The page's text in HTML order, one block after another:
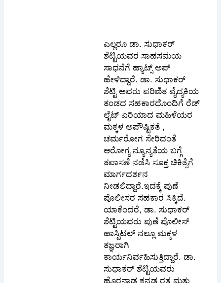
ಎಲ್ಲರೂ ಡಾ. ಸುಧಾಕರ್
ಶೆಟ್ಟಿಯವರ ಸಾಹಸಮಯ
ಸಾಧನೆಗೆ ಹ್ಯಾಟ್ಸ್ ಅಪ್
ಹೇಳಿದ್ದಾರೆ. ಡಾ. ಸುಧಾಕರ್
ಶೆಟ್ಟಿ ಅವರು ಪರಿಣಿತ ವೈದ್ಯಕಿಯ
ತಂಡದ ಸಹಕಾರದೊಂದಿಗೆ ರೆಡ್
ಲೈಟ್ ಏರಿಯಾದ ಮಹಿಳೆಯರ
ಮಕ್ಕಳ ಅಪೌಷ್ಟಿಕತೆ ,
ಚರ್ಮರೋಗ ಸೇರಿದಂತೆ
ಆರೋಗ್ಯ ನ್ಯೂನ್ಯತೆಯ ಬಗ್ಗೆ
ತಪಾಸಣೆ ನಡೆಸಿ ಸೂಕ್ತ ಚಿಕಿತ್ಸೆಗೆ
ಮಾರ್ಗದರ್ಶನ
ನೀಡಲಿದ್ದಾರೆ.ಇದಕ್ಕೆ ಪುಣೆ
ಪೊಲೀಸರ ಸಹಕಾರ ಸಿಕ್ಕಿದೆ.
ಯಾಕೆಂದರೆ, ಡಾ. ಸುಧಾಕರ್
ಶೆಟ್ಟಿಯವರು ಪುಣೆ ಪೊಲೀಸ್
ಹಾಸ್ಪಿಟಲ್ ನಲ್ಲೂ ಮಕ್ಕಳ
ತಜ್ಞರಾಗಿ
ಕಾರ್ಯನಿರ್ವಹಿಸುತ್ತಿದ್ದಾರೆ. ಡಾ.
ಸುಧಾಕರ್ ಶೆಟ್ಟಿಯವರು
ಹೊರನಾಡ ಕನ್ನಡ ರತ್ನ ಮತ್ತು